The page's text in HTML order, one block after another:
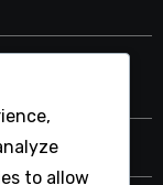
pentru
gildei
to allow